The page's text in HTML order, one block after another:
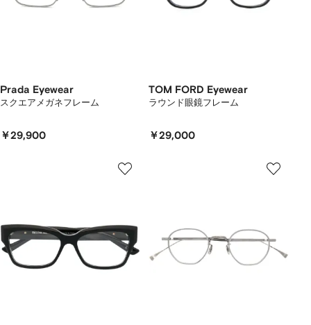
Prada Eyewear
スクエアメガネフレーム
￥29,900
TOM FORD Eyewear
ラウンド眼鏡フレーム
￥29,000